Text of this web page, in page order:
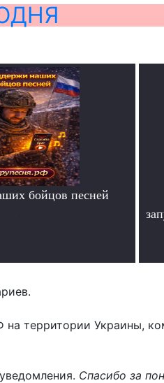
бойцов песней
территории Украины,
Спасибо за